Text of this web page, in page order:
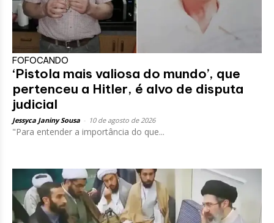
FOFOCANDO
‘Pistola mais valiosa do mundo’, que
pertenceu a Hitler, é alvo de disputa
judicial
Jessyca Janiny Sousa 10 de agosto de 2026
"Para entender a importância do que...